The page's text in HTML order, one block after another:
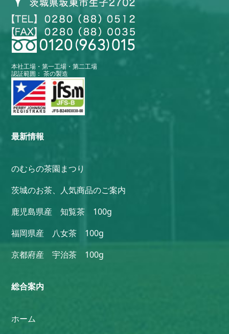
本社工場・第一工場・第二工場
認証範囲： 茶の製造
最新情報
のむらの茶園まつり
茨城のお茶、人気商品のご案内
鹿児島県産 知覧茶 100g
福岡県産 八女茶 100g
京都府産 宇治茶 100g
総合案内
ホーム